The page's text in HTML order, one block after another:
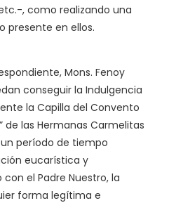
, como realizando una
presente en ellos.
Mons. Fenoy
conseguir la Indulgencia
la Capilla del Convento
de las Hermanas Carmelitas
período de tiempo
eucarística y
el Padre Nuestro, la
forma legítima e